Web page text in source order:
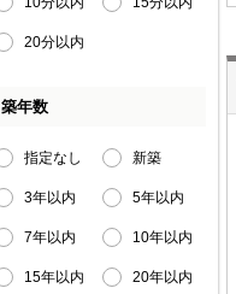
20分以内
築年数
指定なし 新築
3年以内 5年以内
7年以内 10年以内
15年以内 20年以内